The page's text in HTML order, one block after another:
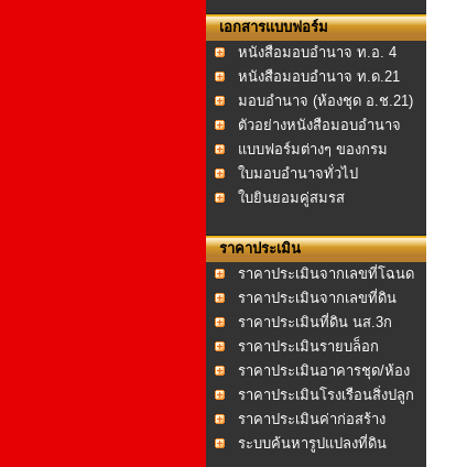
เอกสารแบบฟอร์ม
หนังสือมอบอำนาจ ท.อ. 4
หนังสือมอบอำนาจ ท.ด.21
มอบอำนาจ (ห้องชุด อ.ช.21)
ตัวอย่างหนังสือมอบอำนาจ
แบบฟอร์มต่างๆ ของกรม
ที่ดิน
ใบมอบอำนาจทั่วไป
ใบยินยอมคู่สมรส
ราคาประเมิน
ราคาประเมินจากเลขที่โฉนด
ราคาประเมินจากเลขที่ดิน
ราคาประเมินที่ดิน นส.3ก
ราคาประเมินรายบล็อก
ราคาประเมินอาคารชุด/ห้อง
ชุด
ราคาประเมินโรงเรือนสิ่งปลูก
สร้าง ราคาประเมินค่าก่อสร้าง
อาคาร พ.ศ.2558
ระบบค้นหารูปแปลงที่ดิน